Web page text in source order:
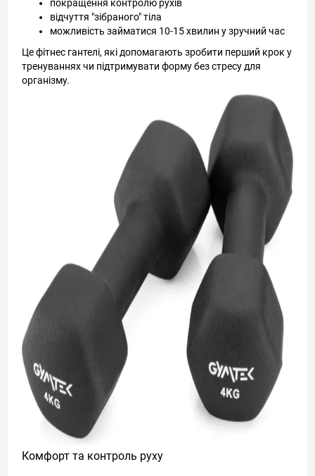
покращення контролю рухів
відчуття "зібраного" тіла
можливість займатися 10-15 хвилин у зручний час
Це фітнес гантелі, які допомагають зробити перший крок у
тренуваннях чи підтримувати форму без стресу для
організму.
Комфорт та контроль руху